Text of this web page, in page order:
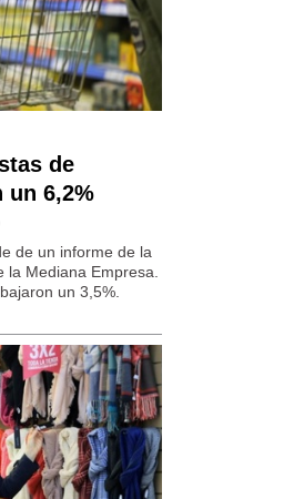
de
un 6,2%
de un informe de la
Mediana Empresa.
un 3,5%.